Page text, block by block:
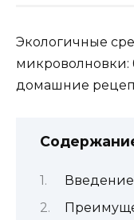
Экологичные
микроволновки:
домашние
Введение